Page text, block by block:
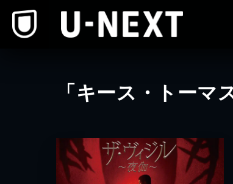
「キース・トーマ